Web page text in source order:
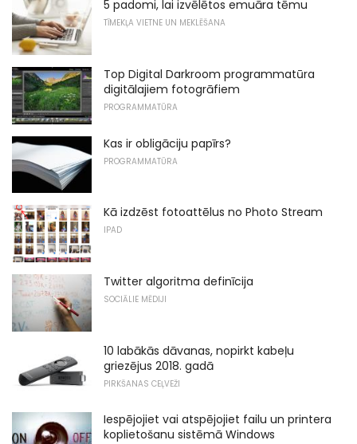
5 padomi, lai izvēlētos emuāra tēmu
TĪMEKĻA VIETNE UN MEKLĒŠANA
Top Digital Darkroom programmatūra
digitālajiem fotogrāfiem
PROGRAMMATŪRA
Kas ir obligāciju papīrs?
PROGRAMMATŪRA
Kā izdzēst fotoattēlus no Photo Stream
IPAD
Twitter algoritma definīcija
SOCIĀLIE MĒDIJI
10 labākās dāvanas, nopirkt kabeļu
griezējus 2018. gadā
PIRKŠANAS CEĻVEŽI
Iespējojiet vai atspējojiet failu un printera
koplietošanu sistēmā Windows